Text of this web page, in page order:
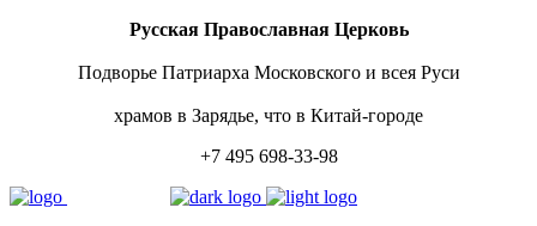
Русская Православная Церковь
Подворье Патриарха Московского и всея Руси
храмов в Зарядье, что в Китай-городе
+7 495 698-33-98